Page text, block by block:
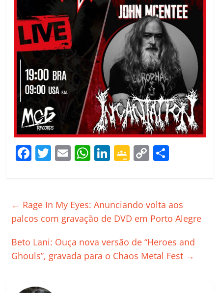
F
e
b
o
k
T
er
E
l
W
s
A
p
Li
e
dI
G
gl
e
a
ss
C
y
Li
k
p
ar
h
ar
← Rage In My Eyes: Anunciando volta aos
palcos com gravação de DVD em Porto Alegre
Beto Lani: Ouça nova versão de “Heroes and
Ghouls”, gravada para o Chaos Metal Fest →